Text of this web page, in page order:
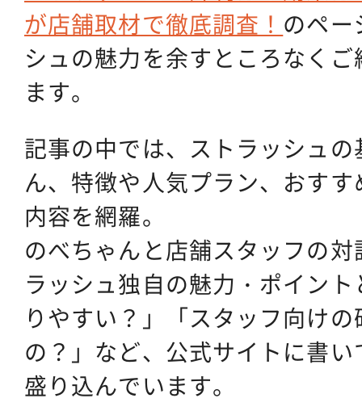
が店舗取材で徹底調査！ のペ
シュの魅力を余すところなく
ます。
記事の中では、ストラッシュ
ん、特徴や人気プラン、おす
内容を網羅。
のべちゃんと店舗スタッフの
ラッシュ独自の魅力・ポイン
りやすい？」「スタッフ向け
の？」など、公式サイトに書
盛り込んでいます。